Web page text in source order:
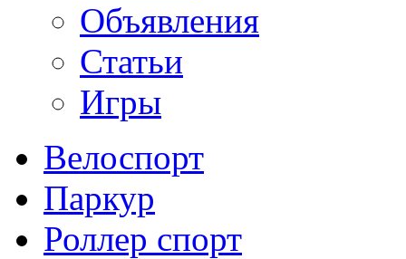
Объявления
Статьи
Игры
Велоспорт
Паркур
Роллер спорт